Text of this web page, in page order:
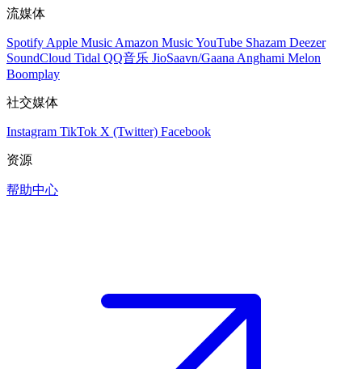
流媒体
Spotify Apple Music Amazon MusicYouTube Shazam Deezer
SoundCloud Tidal QQ音乐 JioSaavn/Gaana Anghami Melon
Boomplay
社交媒体
Instagram TikTok X (Twitter) Facebook
资源
帮助中心